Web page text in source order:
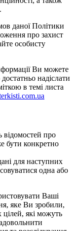
даної Політики
про захист
особисту
Ви можете
надіслати
в темі листа
відомостей про
бути конкретно
для наступних
одна або
Ваші
яке Ви зробили,
які можуть